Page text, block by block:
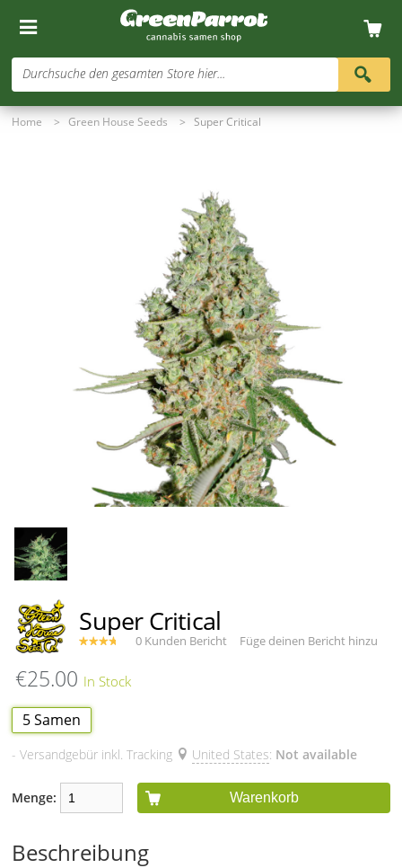
Durchsuche den gesamten Store hier...
Home > Green House Seeds > Super Critical
Super Critical
0 Kunden Bericht Füge deinen Bericht hinzu
€25.00
5 Samen
- Versandgebür inkl. Tracking United States: Not available
Menge: Warenkorb
Beschreibung